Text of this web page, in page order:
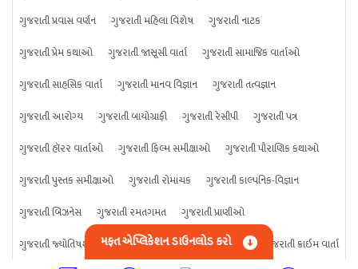
ગુજરાતી પ્રવાસ વર્ણન
ગુજરાતી મહિલા વિશેષ
ગુજરાતી નાટક
ગુજરાતી પ્રેમ કથાઓ
ગુજરાતી જાસૂસી વાર્તા
ગુજરાતી સામાજિક વાર્તાઓ
ગુજરાતી સાહસિક વાર્તા
ગુજરાતી માનવ વિજ્ઞાન
ગુજરાતી તત્વજ્ઞાન
ગુજરાતી આરોગ્ય
ગુજરાતી બાયોગ્રાફી ગુજરાતી રેસીપી
ગુજરાતી પત્ર
ગુજરાતી હૉરર વાર્તાઓ
ગુજરાતી ફિલ્મ સમીક્ષાઓ
ગુજરાતી પૌરાણિક કથાઓ
ગુજરાતી પુસ્તક સમીક્ષાઓ
ગુજરાતી રોમાંચક
ગુજરાતી કાલ્પનિક-વિજ્ઞાન
ગુજરાતી બિઝનેસ
ગુજરાતી રમતગમત
ગુજરાતી પ્રાણીઓ
ગુજરાતી જ્યોતિષશાસ્ત્ર
ગુજરાતી વિજ્ઞાન ગુજરાતી કંઈપણ ગુજરાતી ક્રાઇમ વાર્તા
મફત એપ્લિકેશન ડાઉનલોડ કરો